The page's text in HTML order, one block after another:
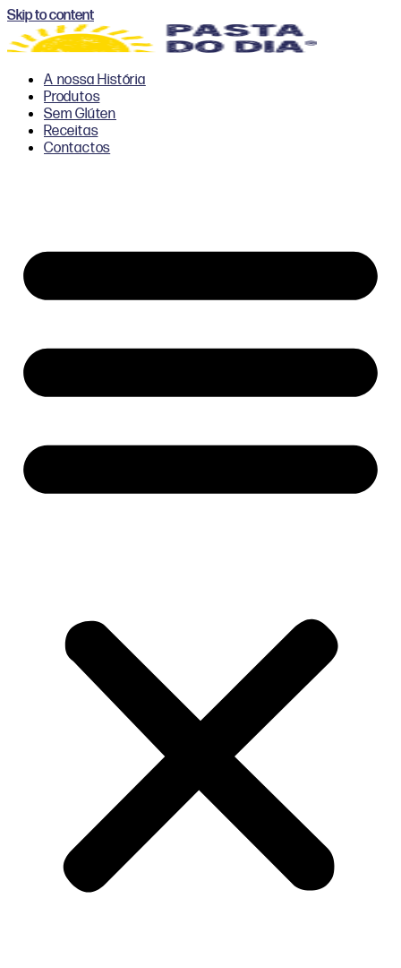
Skip to content
A nossa História
Produtos
Sem Glúten
Receitas
Contactos